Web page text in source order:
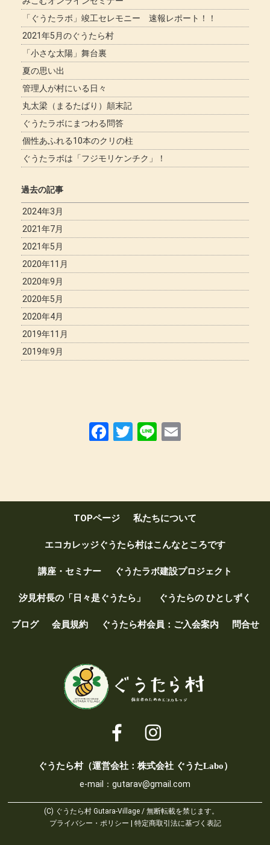
「ぐうたラボ」竣工セレモニー 速報レポート！！
2021年5月のぐうたら村
「小さな太陽」舞台裏
夏の思い出
管理人が村にいる日々
丸太梁（まるたばり）顛末記
ぐうたラボにまつわる問答
個性あふれる10本のクリの柱
ぐうたラボは「フジモリケンチク」！
過去の記事
2024年3月
2021年7月
2021年5月
2020年11月
2020年9月
2020年5月
2020年4月
2019年11月
2019年9月
F
o
o
k
T Li
TOPページ 私たちについて
エコカレッジぐうたら村はこんなところです
講座・セミナー ぐうたラボ建設プロジェクト
汐見村長の「日々是ぐうたら」 ぐうたらの ひとしずく
ブログ 会員規約 ぐうたら村会員：ご入会案内 問合せ
ぐうたら村（運営会社：株式会社 ぐうたLabo）
e-mail： gutarav@gmail.com
(C) ぐうたら村 Gutara-Village / 無断転載を禁じます。
プライバシー・ポリシー
特定商取引法に基づく表記